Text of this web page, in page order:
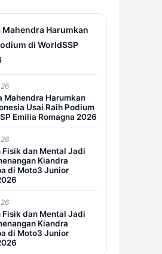
Mahendra Harumkan
di WorldSSP
Mahendra Harumkan
Usai Raih Podium
Emilia Romagna 2026
Fisik dan Mental Jadi
Kiandra
di Moto3 Junior
Fisik dan Mental Jadi
Kiandra
di Moto3 Junior